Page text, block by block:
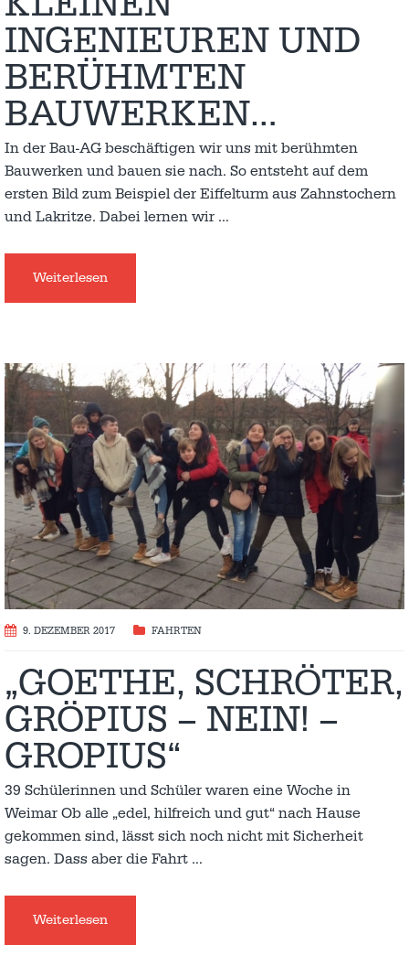
INGENIEUREN UND
BERÜHMTEN
BAUWERKEN…
In der Bau-AG beschäftigen wir uns mit berühmten
Bauwerken und bauen sie nach. So entsteht auf dem
ersten Bild zum Beispiel der Eiffelturm aus Zahnstochern
und Lakritze. Dabei lernen wir …
Weiterlesen
9. DEZEMBER 2017 FAHRTEN
„GOETHE, SCHRÖTER,
GRÖPIUS – NEIN! –
GROPIUS“
39 Schülerinnen und Schüler waren eine Woche in
Weimar Ob alle „edel, hilfreich und gut“ nach Hause
gekommen sind, lässt sich noch nicht mit Sicherheit
sagen. Dass aber die Fahrt …
Weiterlesen